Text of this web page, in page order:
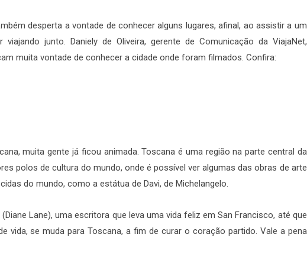
desperta a vontade de conhecer alguns lugares, afinal, ao assistir a um
junto. Daniely de Oliveira, gerente de Comunicação da ViajaNet,
muita vontade de conhecer a cidade onde foram filmados. Confira:
muita gente já ficou animada. Toscana é uma região na parte central da
polos de cultura do mundo, onde é possível ver algumas das obras de arte
do mundo, como a estátua de Davi, de Michelangelo.
Lane), uma escritora que leva uma vida feliz em San Francisco, até que
vida, se muda para Toscana, a fim de curar o coração partido. Vale a pena